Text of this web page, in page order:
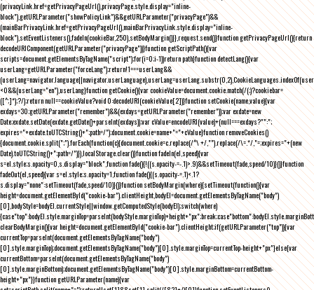
(privacyLink.href=getPrivacyPageUrl(),privacyPage.style.display="inline-
block"),getURLParameter("showPolicyLink")&&getURLParameter("privacyPage")&&
(mainBarPrivacyLink.href=getPrivacyPageUrl(),mainBarPrivacyLink.style.display="inline-
block"),setEventListeners(),fadeIn(cookieBar,250),setBodyMargin()}},request.send()}function getPrivacyPageUrl(){return
decodeURIComponent(getURLParameter("privacyPage"))}function getScriptPath(){var
scripts=document.getElementsByTagName("script");for(i=0;i-1))return path}function detectLang(){var
userLang=getURLParameter("forceLang");return!1===userLang&&
<0&&(userLang="en"),userLang}function getCookie(){var cookieValue=document.cookie.match(/(;)?cookiebar=
([^;]*);?/);return null==cookieValue?void 0:decodeURI(cookieValue[2])}function setCookie(name,value){var
exdays=30;getURLParameter("remember")&&(exdays=getURLParameter("remember"));var exdate=new
Date;exdate.setDate(exdate.getDate()+parseInt(exdays));var cValue=encodeURI(value)+(null===exdays?"":";
expires="+exdate.toUTCString()+";path=/");document.cookie=name+"="+cValue}function removeCookies()
{document.cookie.split(";").forEach(function(c){document.cookie=c.replace(/^\ +/,"").replace(/\=.*/,"=;expires="+(new
Date).toUTCString()+";path=/")}),localStorage.clear()}function fadeIn(el,speed){var
s=el.style;s.opacity=0,s.display="block",function fade(){!((s.opacity-=-.1)>.9)&&setTimeout(fade,speed/10)}()}function
fadeOut(el,speed){var s=el.style;s.opacity=1,function fade(){(s.opacity-=.1)<.1?
s.display="none":setTimeout(fade,speed/10)}()}function setBodyMargin(where){setTimeout(function(){var
height=document.getElementById("cookie-bar").clientHeight,bodyEl=document.getElementsByTagName("body")
[0],bodyStyle=bodyEl.currentStyle||window.getComputedStyle(bodyEl);switch(where)
clearBodyMargin(){var height=document.getElementById("cookie-bar").clientHeight;if(getURLParameter("top")){var
currentTop=parseInt(document.getElementsByTagName("body")
[0].style.marginTop);document.getElementsByTagName("body")[0].style.marginTop=currentTop-height+"px"}else{var
currentBottom=parseInt(document.getElementsByTagName("body")
[0].style.marginBottom);document.getElementsByTagName("body")[0].style.marginBottom=currentBottom-
height+"px"}}function getURLParameter(name){var